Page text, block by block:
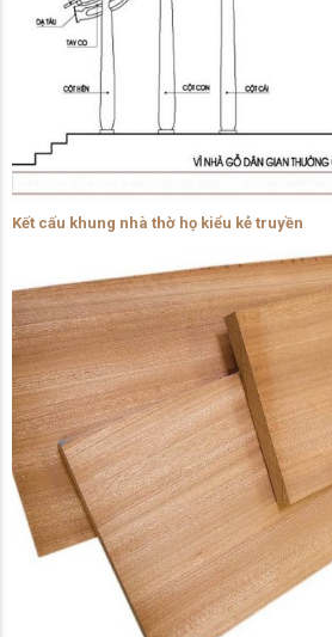
Kết cấu khung nhà thờ họ kiểu kẻ truyền